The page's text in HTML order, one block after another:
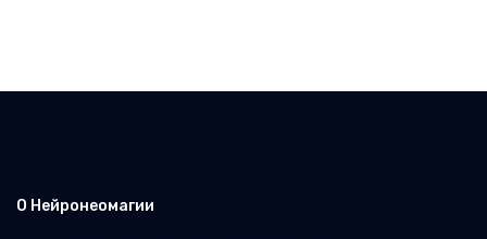
О Нейронеомагии